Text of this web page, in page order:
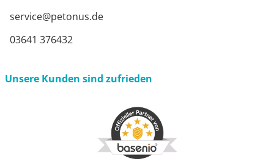
service@petonus.de
03641 376432
Unsere Kunden sind zufrieden